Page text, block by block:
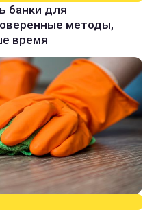
банки для
методы,
время